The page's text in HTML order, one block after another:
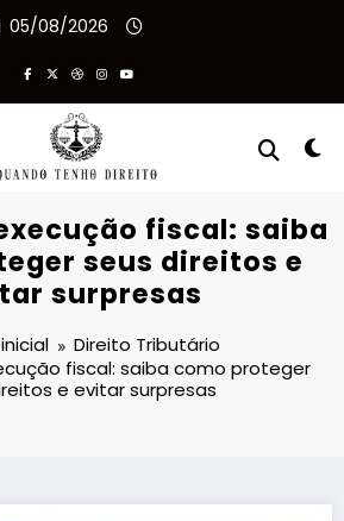
05/08/2026
fiscal: saiba
seus direitos e
surpresas
Direito Tributário
fiscal: saiba como proteger
e evitar surpresas